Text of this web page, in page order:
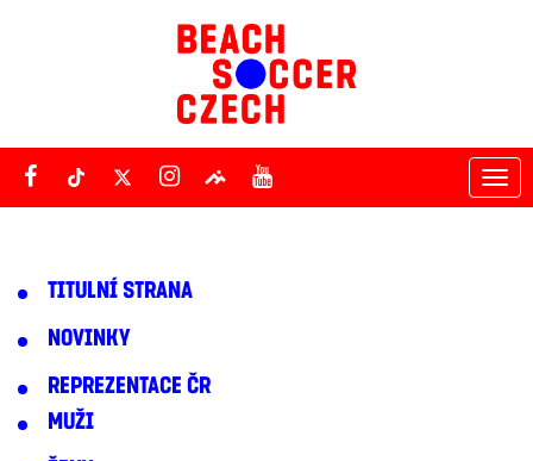
TITULNÍ STRANA
NOVINKY
REPREZENTACE ČR
MUŽI